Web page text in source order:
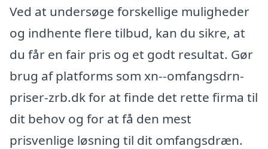
Ved at undersøge forskellige muligheder
og indhente flere tilbud, kan du sikre, at
du får en fair pris og et godt resultat. Gør
brug af platforms som xn--omfangsdrn-
priser-zrb.dk for at finde det rette firma til
dit behov og for at få den mest
prisvenlige løsning til dit omfangsdræn.